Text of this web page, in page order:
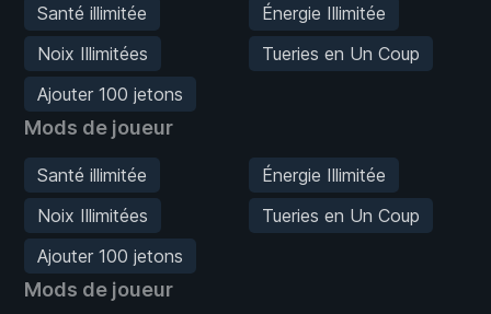
Santé illimitée
Énergie Illimitée
Noix Illimitées
Tueries en Un Coup
Ajouter 100 jetons
Mods de joueur
Santé illimitée
Énergie Illimitée
Noix Illimitées
Tueries en Un Coup
Ajouter 100 jetons
Mods de joueur